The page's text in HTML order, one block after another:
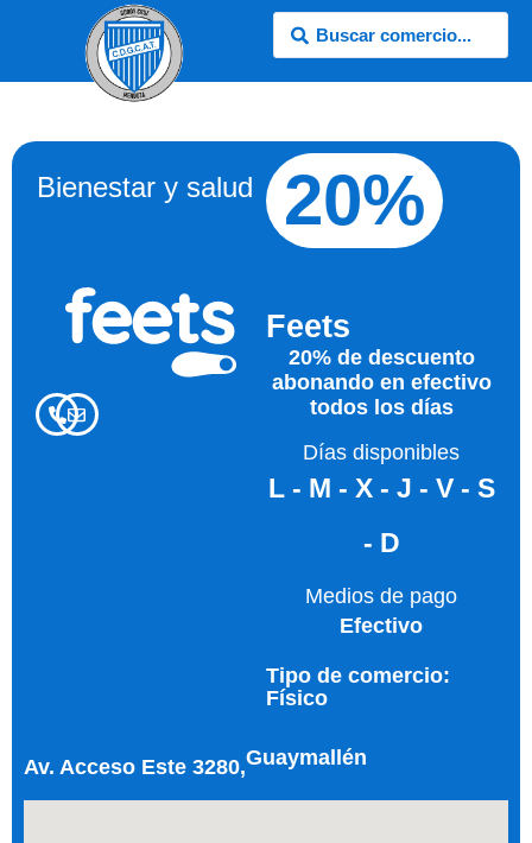
Bienestar y salud 20%
Feets
20% de descuento
abonando en efectivo
todos los días
Días disponibles
L - M - X - J - V - S
- D
Medios de pago
Efectivo
Tipo de comercio:
Físico
Av. Acceso Este 3280,Guaymallén